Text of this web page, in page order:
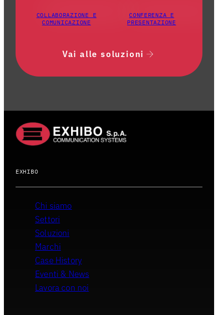
COLLABORAZIONE E
COMUNICAZIONE
CONFERENZA E
PRESENTAZIONE
Vai alle soluzioni
EXHIBO
Chi siamo
Settori
Soluzioni
Marchi
Case History
Eventi & News
Lavora con noi